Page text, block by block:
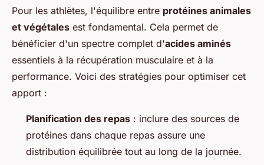
Pour les athlètes, l'équilibre entre protéines animales
et végétales est fondamental. Cela permet de
bénéficier d'un spectre complet d'acides aminés
essentiels à la récupération musculaire et à la
performance. Voici des stratégies pour optimiser cet
apport :
Planification des repas : inclure des sources de
protéines dans chaque repas assure une
distribution équilibrée tout au long de la journée.